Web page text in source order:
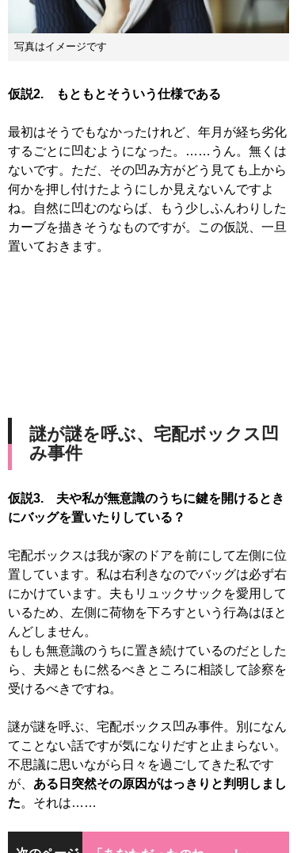
写真はイメージです
仮説2. もともとそういう仕様である
最初はそうでもなかったけれど、年月が経ち劣化
するごとに凹むようになった。……うん。無くは
ないです。ただ、その凹み方がどう見ても上から
何かを押し付けたようにしか見えないんですよ
ね。自然に凹むのならば、もう少しふんわりした
カーブを描きそうなものですが。この仮説、一旦
置いておきます。
謎が謎を呼ぶ、宅配ボックス凹
み事件
仮説3. 夫や私が無意識のうちに鍵を開けるとき
にバッグを置いたりしている？
宅配ボックスは我が家のドアを前にして左側に位
置しています。私は右利きなのでバッグは必ず右
にかけています。夫もリュックサックを愛用して
いるため、左側に荷物を下ろすという行為はほと
んどしません。
もしも無意識のうちに置き続けているのだとした
ら、夫婦ともに然るべきところに相談して診察を
受けるべきですね。
謎が謎を呼ぶ、宅配ボックス凹み事件。別になん
てことない話ですが気になりだすと止まらない。
不思議に思いながら日々を過ごしてきた私です
が、 ある日突然その原因がはっきりと判明しまし
た。それは……